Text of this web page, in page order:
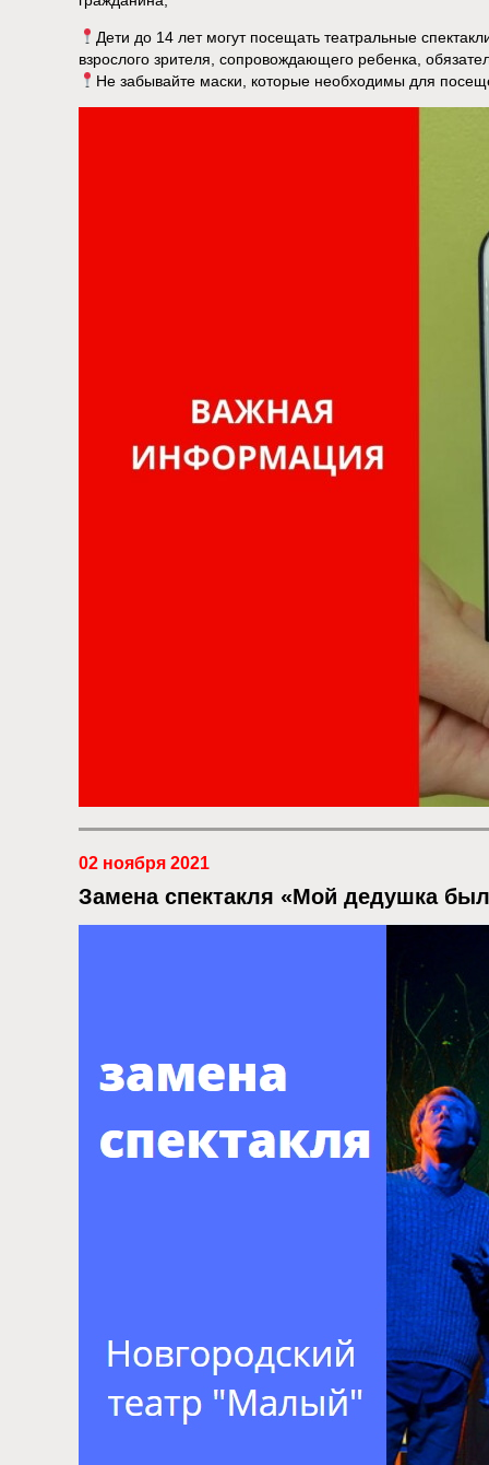
Дети до 14 лет могут посещать театральные
взрослого зрителя, сопровождающего ребенка,
Не забывайте маски, которые необходимы для
02 ноября 2021
Замена спектакля «Мой дедушка